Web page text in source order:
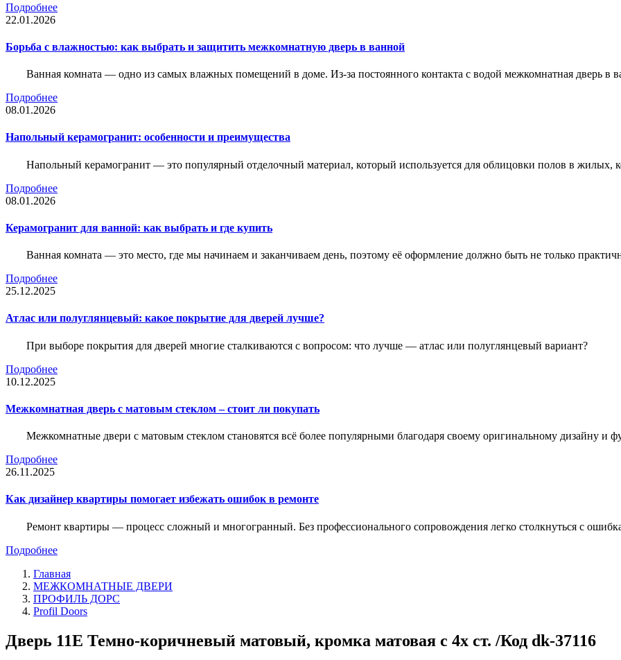
Подробнее
22.01.2026
Борьба с влажностью: как выбрать и защитить межкомнатную дверь в ванной
Ванная комната — одно из самых влажных помещений в доме. Из-за постоянного контакта с водой межкомнатная дверь в
Подробнее
08.01.2026
Напольный керамогранит: особенности и преимущества
Напольный керамогранит — это популярный отделочный материал, который используется для облицовки полов в
Подробнее
08.01.2026
Керамогранит для ванной: как выбрать и где купить
Ванная комната — это место, где мы начинаем и заканчиваем день, поэтому её оформление должно быть не только
Подробнее
25.12.2025
Атлас или полуглянцевый: какое покрытие для дверей лучше?
При выборе покрытия для дверей многие сталкиваются с вопросом: что лучше — атлас или полуглянцевый вариант?
Подробнее
10.12.2025
Межкомнатная дверь с матовым стеклом – стоит ли покупать
Межкомнатные двери с матовым стеклом становятся всё более популярными благодаря своему оригинальному дизайну и
Подробнее
26.11.2025
Как дизайнер квартиры помогает избежать ошибок в ремонте
Ремонт квартиры — процесс сложный и многогранный. Без профессионального сопровождения легко столкнуться с
Подробнее
Главная
МЕЖКОМНАТНЫЕ ДВЕРИ
ПРОФИЛЬ ДОРС
Profil Doors
Дверь 11Е Темно-коричневый матовый, кромка матовая с 4х ст. /Код dk-37116